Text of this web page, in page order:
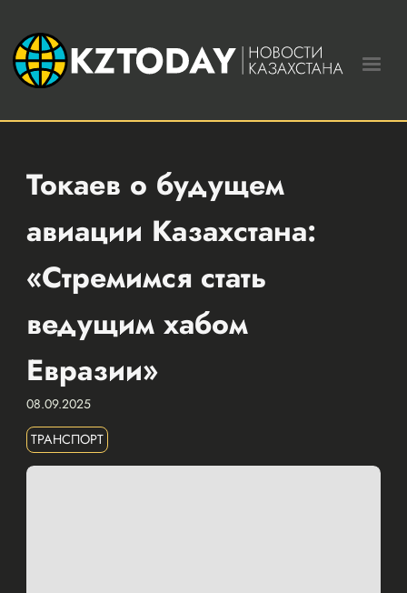
Токаев о будущем
авиации Казахстана:
«Стремимся стать
ведущим хабом
Евразии»
08.09.2025
ТРАНСПОРТ